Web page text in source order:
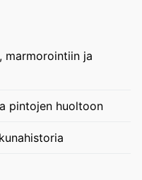
marmorointiin ja
pintojen huoltoon